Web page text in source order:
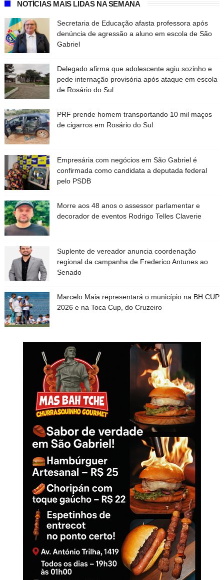
NOTÍCIAS MAIS LIDAS NA SEMANA
Secretaria de Educação afasta professora após
denúncia de agressão a aluno em escola de São
Gabriel
Delegado afirma que adolescente agiu sozinho e
pede internação provisória após ataque em escola
de Rosário do Sul
PRF prende homem transportando 10 mil maços
de cigarros em Rosário do Sul
Empresária com negócios em São Gabriel é
confirmada como candidata a deputada federal
pelo PSDB
Morre aos 48 anos o assessor parlamentar e
decorador de eventos Rodrigo Telles Claverie
Suplente de vereador anuncia coordenação
regional da campanha de Frederico Antunes ao
Senado
Marcelo Maia representará o município na BH CUP
2026 e na Toca Cup, do Cruzeiro